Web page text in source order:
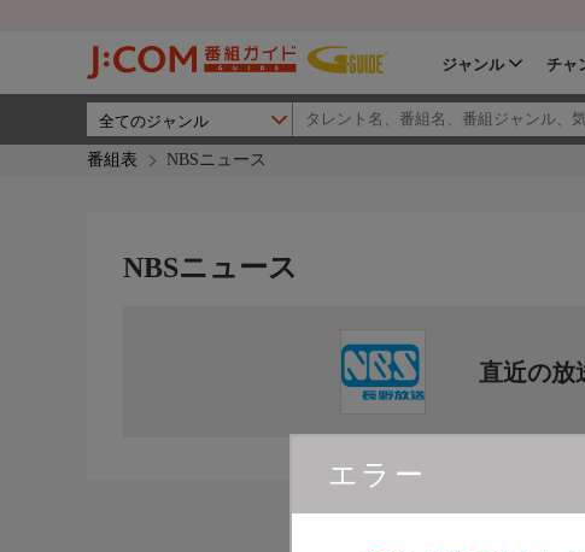
ジャンル チャ
番組表 NBSニュース
エラー
NBSニュース
直近の放